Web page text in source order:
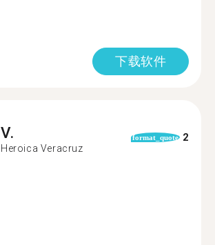
下载软件
V.
Heroica Veracruz
format_quote 2